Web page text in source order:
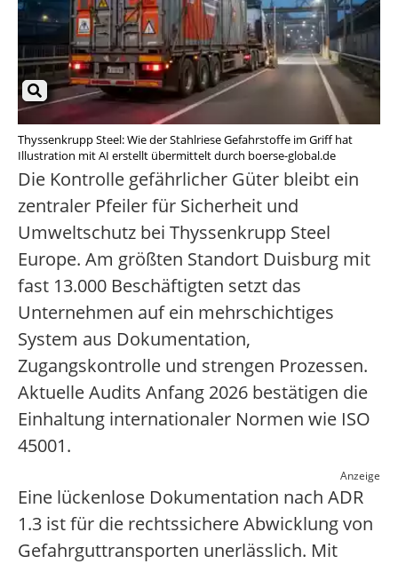
Thyssenkrupp Steel: Wie der Stahlriese Gefahrstoffe im Griff hat
Illustration mit AI erstellt übermittelt durch boerse-global.de
Die Kontrolle gefährlicher Güter bleibt ein
zentraler Pfeiler für Sicherheit und
Umweltschutz bei Thyssenkrupp Steel
Europe. Am größten Standort Duisburg mit
fast 13.000 Beschäftigten setzt das
Unternehmen auf ein mehrschichtiges
System aus Dokumentation,
Zugangskontrolle und strengen Prozessen.
Aktuelle Audits Anfang 2026 bestätigen die
Einhaltung internationaler Normen wie ISO
45001.
Anzeige
Eine lückenlose Dokumentation nach ADR
1.3 ist für die rechtssichere Abwicklung von
Gefahrguttransporten unerlässlich. Mit